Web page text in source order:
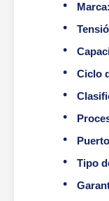
Ciclo
Tipo